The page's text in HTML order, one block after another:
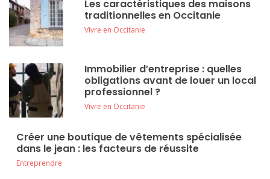
Les caractéristiques des maisons
traditionnelles en Occitanie
Vivre en Occitanie
Immobilier d’entreprise : quelles
obligations avant de louer un local
professionnel ?
Vivre en Occitanie
Créer une boutique de vêtements spécialisée
dans le jean : les facteurs de réussite
Entreprendre